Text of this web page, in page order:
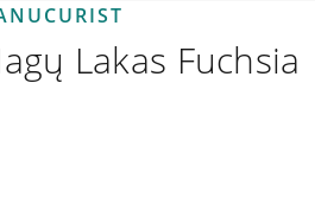
Lakas Fuchsia